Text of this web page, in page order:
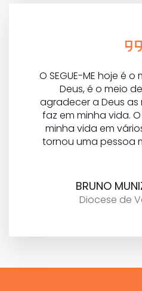
O SEGUE-ME hoje é
Deus, é o meio
agradecer a Deus as
faz em minha vida. O
minha vida em
tornou uma pessoa
BRUNO
Diocese de